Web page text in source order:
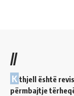
//
K thjell është
përmbajtje